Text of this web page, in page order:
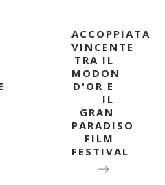
ACCOPPIATA
VINCENTE
TRA IL
MODON
D'OR E
IL
GRAN
PARADISO
FILM
FESTIVAL